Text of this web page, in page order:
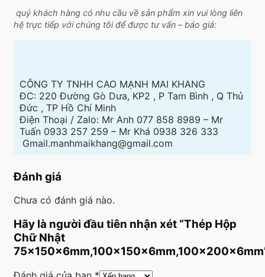
quý khách hàng có nhu cầu về sản phẩm xin vui lòng liên
hệ trực tiếp với chúng tôi để được tư vấn – báo giá:
CÔNG TY TNHH CAO MẠNH MAI KHANG
ĐC: 220 Đường Gò Dưa, KP2 , P Tam Bình , Q Thủ
Đức , TP Hồ Chí Minh
Điện Thoại / Zalo: Mr Anh 077 858 8989 – Mr
Tuấn 0933 257 259 – Mr Khá 0938 326 333
Gmail.manhmaikhang@gmail.com
Đánh giá
Chưa có đánh giá nào.
Hãy là người đầu tiên nhận xét “Thép Hộp
Chữ Nhật